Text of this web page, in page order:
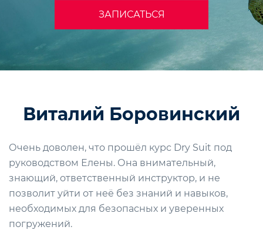
ЗАПИСАТЬСЯ
Виталий Боровинский
Очень доволен, что прошёл курс Dry Suit под
руководством Елены. Она внимательный,
знающий, ответственный инструктор, и не
позволит уйти от неё без знаний и навыков,
необходимых для безопасных и уверенных
погружений.